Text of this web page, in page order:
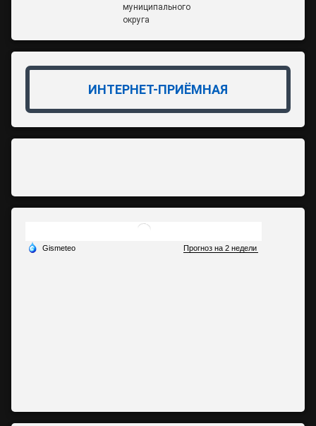
муниципального
округа
ИНТЕРНЕТ-ПРИЁМНАЯ